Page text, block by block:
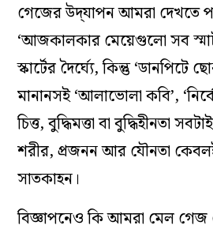
গেজের উদ্‌যাপন আমরা দেখতে
‘আজকালকার মেয়েগুলো সব
স্কার্টের দৈর্ঘ্যে, কিন্তু ‘ডানপিটে
মানানসই ‘আলাভোলা কবি’,
চিত্ত, বুদ্ধিমত্তা বা বুদ্ধিহীনতা
শরীর, প্রজনন আর যৌনতা
সাতকাহন।
বিজ্ঞাপনেও কি আমরা মেল গেজ